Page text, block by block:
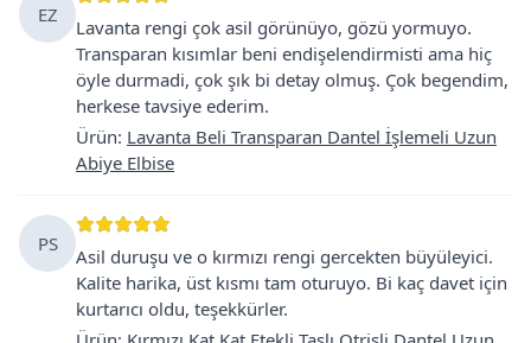
EZ
Lavanta rengi çok asil görünüyo, gözü yormuyo.
Transparan kısımlar beni endişelendirmisti ama hiç
öyle durmadi, çok şık bi detay olmuş. Çok begendim,
herkese tavsiye ederim.
Ürün: Lavanta Beli Transparan Dantel İşlemeli Uzun
Abiye Elbise
PS
Asil duruşu ve o kırmızı rengi gercekten büyüleyici.
Kalite harika, üst kısmı tam oturuyo. Bi kaç davet için
kurtarıcı oldu, teşekkürler.